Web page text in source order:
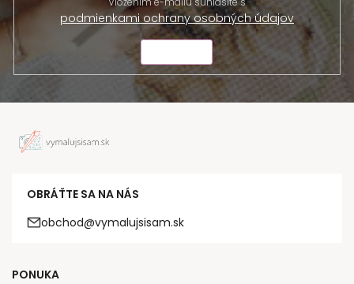
podmienkami ochrany osobných údajov
OBRÁŤTE SA NA NÁS
obchod@vymalujsisam.sk
PONUKA